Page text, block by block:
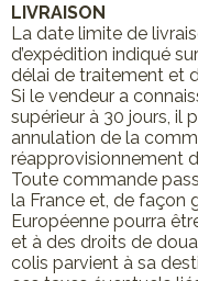
LIVRAISON
La date limite de
d’expédition indiqué
délai de traitement et
Si le vendeur a
supérieur à 30 jours, il
annulation de la
réapprovisionnement
Toute commande
la France et, de façon
Européenne pourra
et à des droits de
colis parvient à sa